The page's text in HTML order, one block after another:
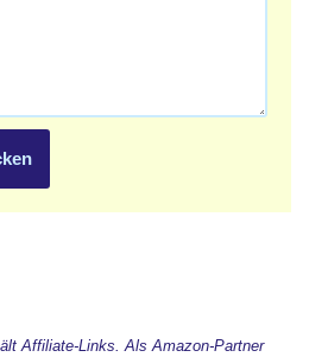
Affiliate-Links. Als Amazon-Partner